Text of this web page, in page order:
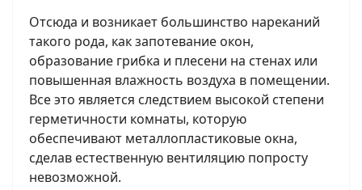
Отсюда и возникает большинство нареканий
такого рода, как запотевание окон,
образование грибка и плесени на стенах или
повышенная влажность воздуха в помещении.
Все это является следствием высокой степени
герметичности комнаты, которую
обеспечивают металлопластиковые окна,
сделав естественную вентиляцию попросту
невозможной.